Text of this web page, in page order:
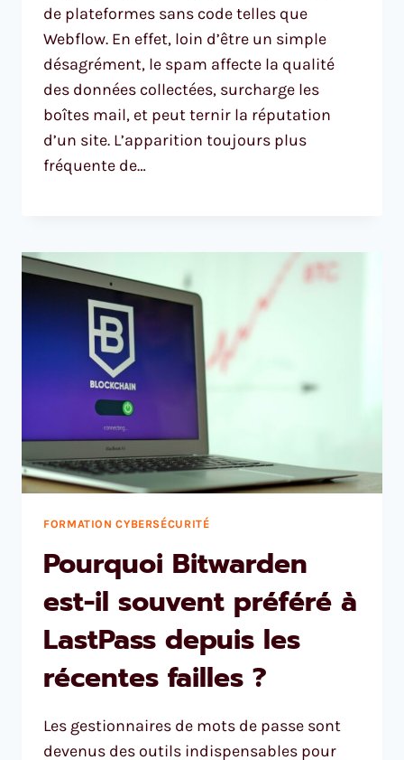
de plateformes sans code telles que
Webflow. En effet, loin d’être un simple
désagrément, le spam affecte la qualité
des données collectées, surcharge les
boîtes mail, et peut ternir la réputation
d’un site. L’apparition toujours plus
fréquente de…
FORMATION CYBERSÉCURITÉ
Pourquoi Bitwarden
est-il souvent préféré à
LastPass depuis les
récentes failles ?
Les gestionnaires de mots de passe sont
devenus des outils indispensables pour